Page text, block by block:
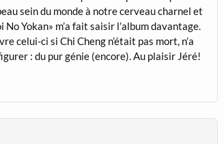
sein du monde à notre cerveau charnel et
Yokan» m’a fait saisir l’album davantage.
celui-ci si Chi Cheng n’était pas mort, n’a
: du pur génie (encore). Au plaisir Jéré!